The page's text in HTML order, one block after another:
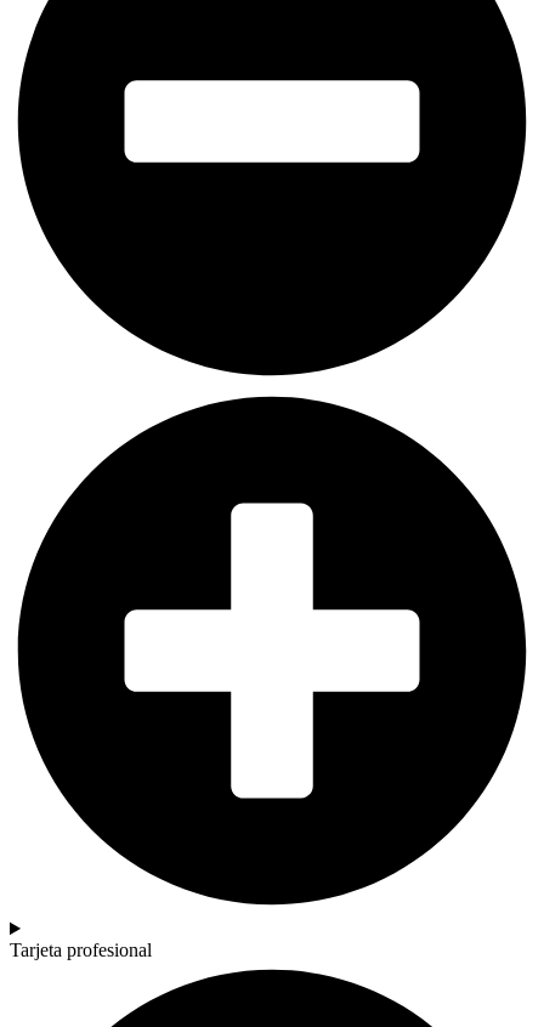
Tarjeta profesional